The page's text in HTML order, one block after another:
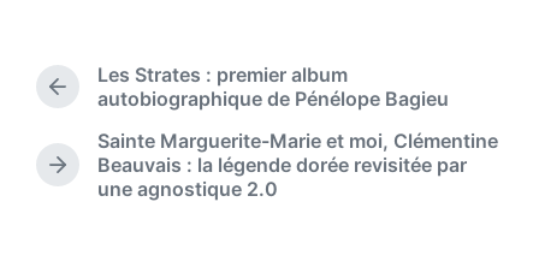
a
e
n
P
e
v
i
Les Strates : premier album
autobiographique de Pénélope Bagieu
N
Sainte Marguerite-Marie et moi, Clémentine
Beauvais : la légende dorée revisitée par
une agnostique 2.0